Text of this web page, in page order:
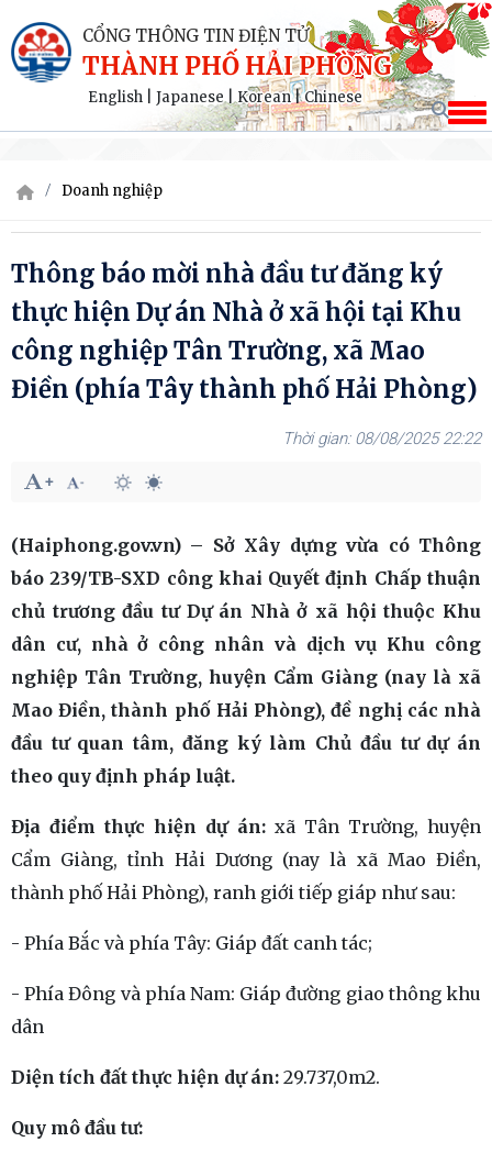
CỔNG THÔNG TIN ĐIỆN TỬ
THÀNH PHỐ HẢI PHÒNG
English Japanese|Korean|Chinese
Doanh nghiệp
Thông báo mời nhà đầu tư đăng ký
thực hiện Dự án Nhà ở xã hội tại Khu
công nghiệp Tân Trường, xã Mao
Điền (phía Tây thành phố Hải Phòng)
08/08/2025 22:22
(Haiphong.gov.vn) – Sở Xây dựng vừa có Thông
báo 239/TB-SXD công khai Quyết định Chấp thuận
chủ trương đầu tư Dự án Nhà ở xã hội thuộc Khu
dân cư, nhà ở công nhân và dịch vụ Khu công
nghiệp Tân Trường, huyện Cẩm Giàng (nay là xã
Mao Điền, thành phố Hải Phòng), đề nghị các nhà
đầu tư quan tâm, đăng ký làm Chủ đầu tư dự án
theo quy định pháp luật.
Địa điểm thực hiện dự án:xã Tân Trường, huyện
Cẩm Giàng, tỉnh Hải Dương (nay là xã Mao Điền,
thành phố Hải Phòng), ranh giới tiếp giáp như sau:
- Phía Bắc và phía Tây: Giáp đất canh tác;
- Phía Đông và phía Nam: Giáp đường giao thông khu
dân
Diện tích đất thực hiện dự án: 29.737,0m2.
Quy mô đầu tư: